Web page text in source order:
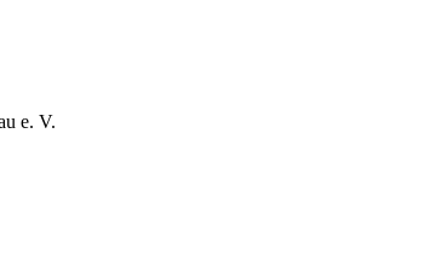
e. V.